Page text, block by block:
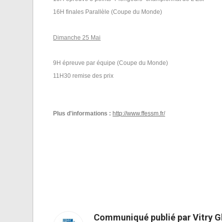
16H finales Parallèle (Coupe du Monde)
Dimanche 25 Mai
9H épreuve par équipe (Coupe du Monde)
11H30 remise des prix
Plus d'informations : http://www.ffessm.fr/
Communiqué publié par Vitry